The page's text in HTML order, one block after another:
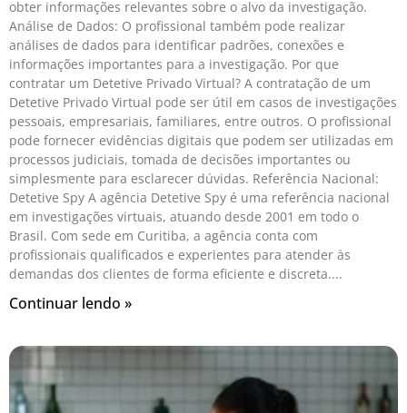
obter informações relevantes sobre o alvo da investigação.
Análise de Dados: O profissional também pode realizar
análises de dados para identificar padrões, conexões e
informações importantes para a investigação. Por que
contratar um Detetive Privado Virtual? A contratação de um
Detetive Privado Virtual pode ser útil em casos de investigações
pessoais, empresariais, familiares, entre outros. O profissional
pode fornecer evidências digitais que podem ser utilizadas em
processos judiciais, tomada de decisões importantes ou
simplesmente para esclarecer dúvidas. Referência Nacional:
Detetive Spy A agência Detetive Spy é uma referência nacional
em investigações virtuais, atuando desde 2001 em todo o
Brasil. Com sede em Curitiba, a agência conta com
profissionais qualificados e experientes para atender às
demandas dos clientes de forma eficiente e discreta.
Continuar lendo »